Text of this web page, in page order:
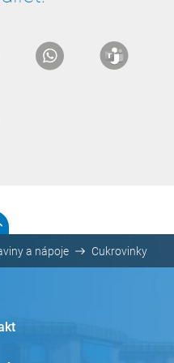
a nápoje Cukrovinky